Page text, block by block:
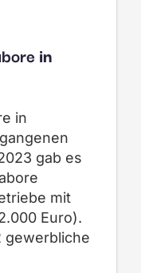
in
in
gab es
mit
Euro).
gewerbliche